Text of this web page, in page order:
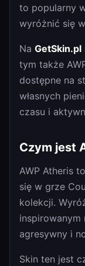
to popularny
wyróżnić się
Na GetSkin.pl
tym także
dostępne na
własnych
czasu i
Czym jest
AWP Atheris
się w grze
kolekcji.
inspirowanym
agresywny i
Skin ten jest